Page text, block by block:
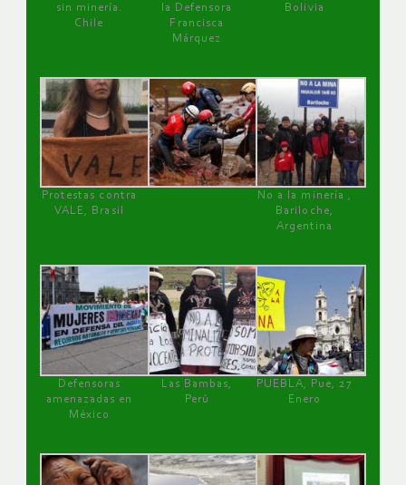
sin minería.
Chile
la Defensora
Francisca
Márquez
Bolivia
Protestas contra
VALE, Brasil
No a la minería ,
Bariloche,
Argentina
Defensoras
amenazadas en
México
Las Bambas,
Perú
PUEBLA, Pue, 27
Enero